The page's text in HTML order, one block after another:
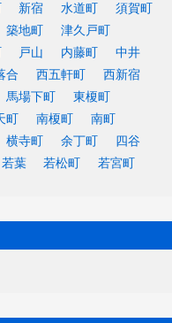
新宿 水道町
須賀町
築地町
津久戸町
戸山 内藤町
中井
合 西五軒町
西新宿
馬場下町
東榎町
町 南榎町
南町
横寺町 余丁町
四谷
若葉 若松町
若宮町